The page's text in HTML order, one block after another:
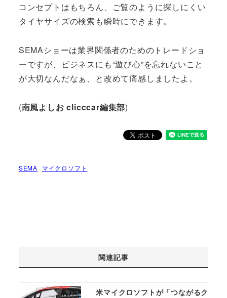
コンセプトはもちろん、ご覧のように探しにくい
タイヤサイズの検索も瞬時にできます。
SEMAショーは業界関係者のためのトレードショ
ーですが、ビジネスにも“遊び心”を忘れないこと
が大切なんだなぁ、と改めて痛感しましたよ。
(南風よしお clicccar編集部)
SEMA マイクロソフト
関連記事
米マイクロソフトが「つながるク